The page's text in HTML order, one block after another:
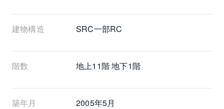
建物構造 SRC一部RC
階数 地上11階 地下1階
築年月 2005年5月